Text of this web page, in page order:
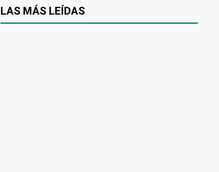
LAS MÁS LEÍDAS